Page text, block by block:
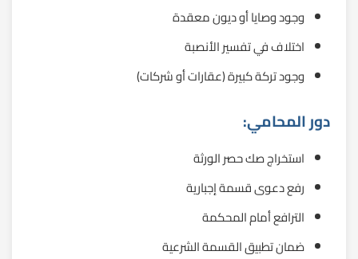
وجود وصايا أو ديون معقدة
اختلاف في تفسير الأنصبة
وجود تركة كبيرة (عقارات أو شركات)
دور المحامي:
استخراج صك حصر الورثة
رفع دعوى قسمة إجبارية
الترافع أمام المحكمة
ضمان تطبيق القسمة الشرعية